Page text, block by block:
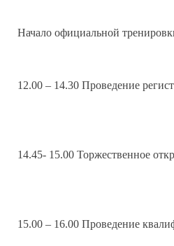
Начало официальной
12.00 – 14.30 Проведение
14.45- 15.00 Торжественное
15.00 – 16.00 Проведение